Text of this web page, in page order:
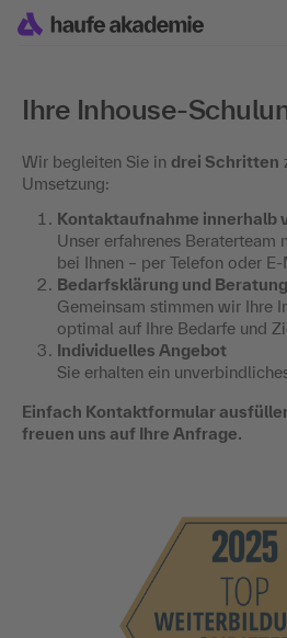
Ihre Inhouse-
Wir begleiten Sie in drei Schritten
Umsetzung:
Kontaktaufnahme innerhalb
Unser erfahrenes Beraterteam
bei Ihnen – per Telefon oder
Bedarfsklärung und Beratung
Gemeinsam stimmen wir Ihre
optimal auf Ihre Bedarfe und
Individuelles Angebot
Sie erhalten ein
Einfach Kontaktformular
freuen uns auf Ihre Anfrage.